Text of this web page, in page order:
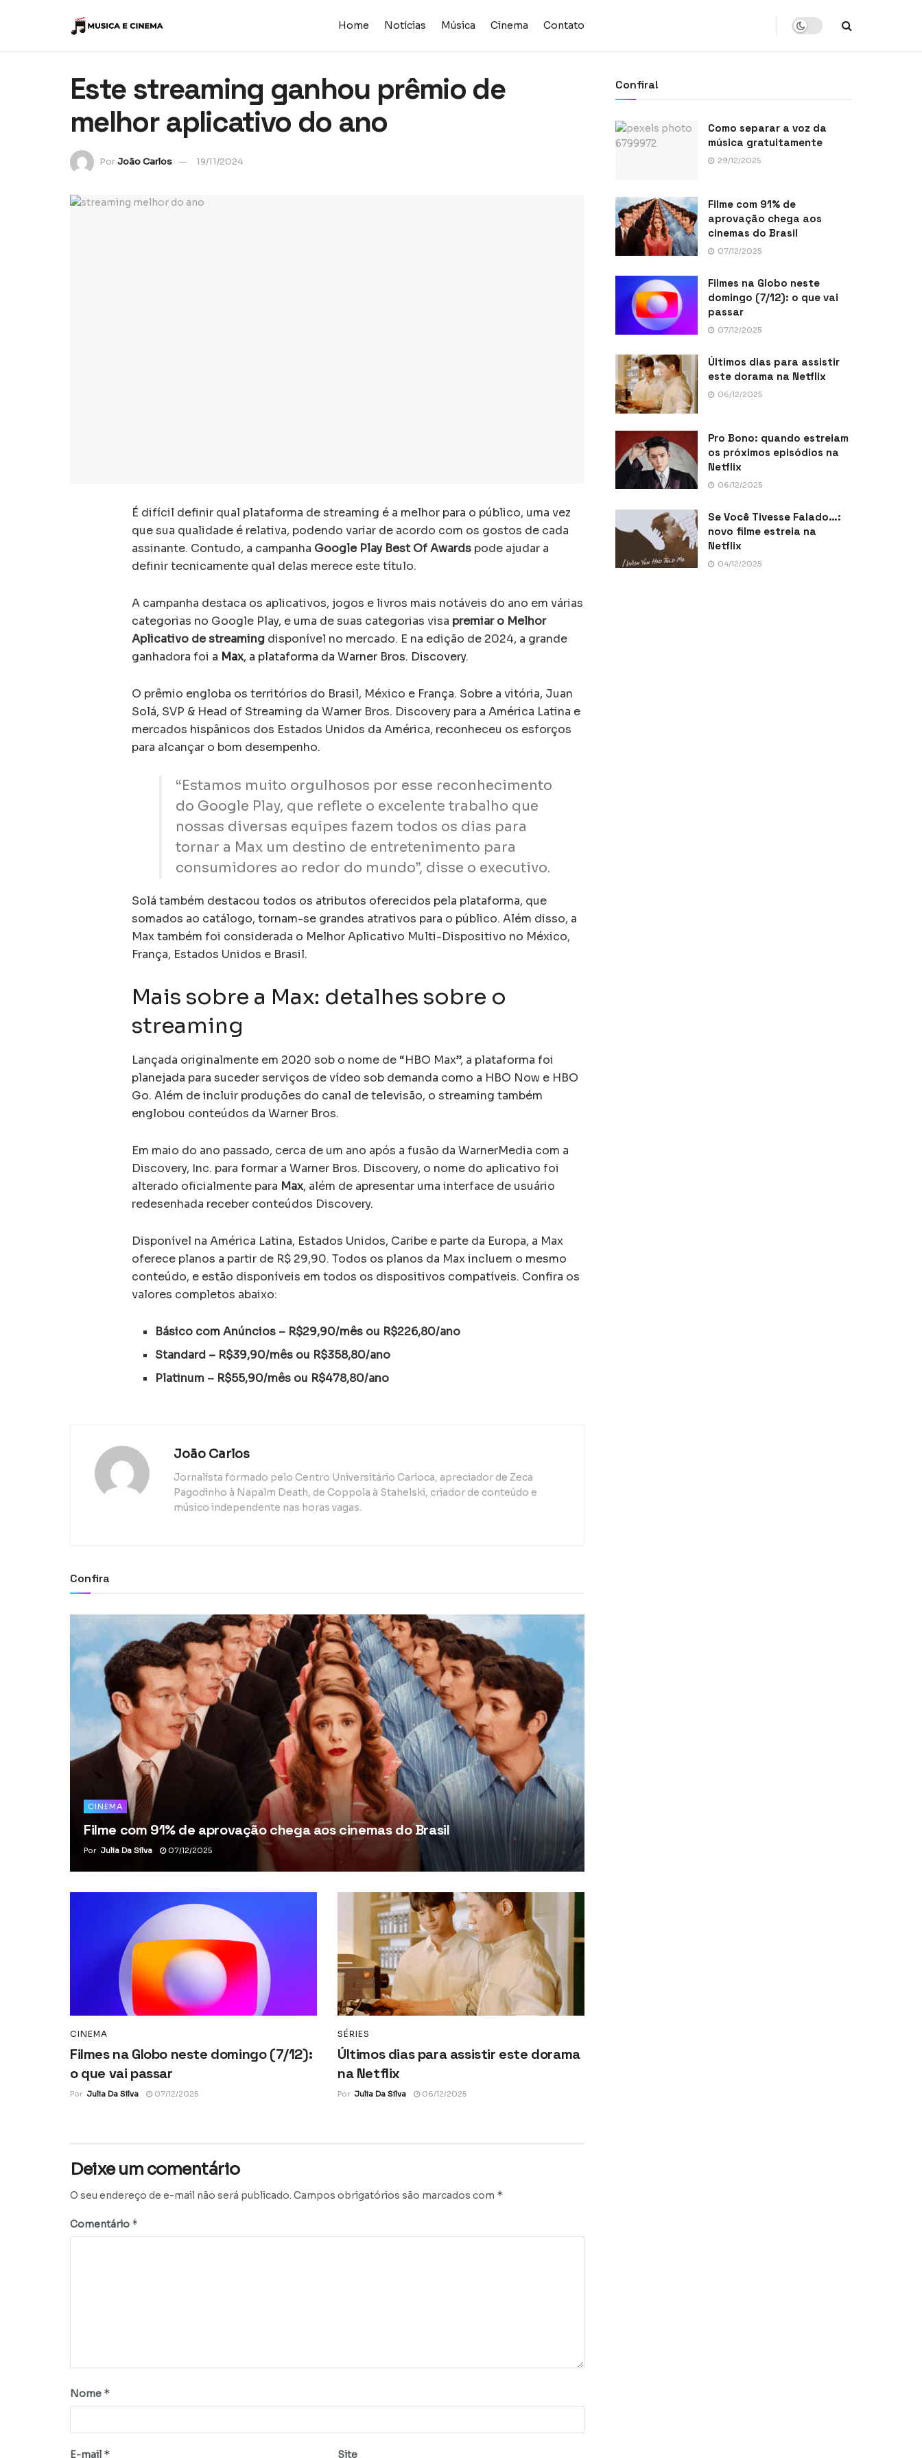
Home Notícias Música Cinema Contato
Este streaming ganhou prêmio de
melhor aplicativo do ano
PorJoão Carlos 19/11/2024
É difícil definir qual plataforma de streaming é a melhor para o público, uma vez
que sua qualidade é relativa, podendo variar de acordo com os gostos de cada
assinante. Contudo, a campanha Google Play Best Of Awards pode ajudar a
definir tecnicamente qual delas merece este título.
A campanha destaca os aplicativos, jogos e livros mais notáveis do ano em várias
categorias no Google Play, e uma de suas categorias visa premiar o Melhor
Aplicativo de streaming disponível no mercado. E na edição de 2024, a grande
ganhadora foi a Max, a plataforma da Warner Bros. Discovery.
O prêmio engloba os territórios do Brasil, México e França. Sobre a vitória, Juan
Solá, SVP & Head of Streaming da Warner Bros. Discovery para a América Latina e
mercados hispânicos dos Estados Unidos da América, reconheceu os esforços
para alcançar o bom desempenho.
“Estamos muito orgulhosos por esse reconhecimento
do Google Play, que reflete o excelente trabalho que
nossas diversas equipes fazem todos os dias para
tornar a Max um destino de entretenimento para
consumidores ao redor do mundo”, disse o executivo.
Solá também destacou todos os atributos oferecidos pela plataforma, que
somados ao catálogo, tornam-se grandes atrativos para o público. Além disso, a
Max também foi considerada o Melhor Aplicativo Multi-Dispositivo no México,
França, Estados Unidos e Brasil.
Mais sobre a Max: detalhes sobre o
streaming
Lançada originalmente em 2020 sob o nome de “HBO Max”, a plataforma foi
planejada para suceder serviços de vídeo sob demanda como a HBO Now e HBO
Go. Além de incluir produções do canal de televisão, o streaming também
englobou conteúdos da Warner Bros.
Em maio do ano passado, cerca de um ano após a fusão da WarnerMedia com a
Discovery, Inc. para formar a Warner Bros. Discovery, o nome do aplicativo foi
alterado oficialmente para Max, além de apresentar uma interface de usuário
redesenhada receber conteúdos Discovery.
Disponível na América Latina, Estados Unidos, Caribe e parte da Europa, a Max
oferece planos a partir de R$ 29,90. Todos os planos da Max incluem o mesmo
conteúdo, e estão disponíveis em todos os dispositivos compatíveis. Confira os
valores completos abaixo:
Básico com Anúncios – R$29,90/mês ou R$226,80/ano
Standard – R$39,90/mês ou R$358,80/ano
Platinum – R$55,90/mês ou R$478,80/ano
João Carlos
Jornalista formado pelo Centro Universitário Carioca, apreciador de Zeca
Pagodinho à Napalm Death, de Coppola à Stahelski, criador de conteúdo e
músico independente nas horas vagas.
Confira
CINEMA
Filme com 91% de aprovação chega aos cinemas do Brasil
Por Julia Da Silva 07/12/2025
CINEMA
Filmes na Globo neste domingo (7/12):
o que vai passar
Por Julia Da Silva 07/12/2025
SÉRIES
Últimos dias para assistir este dorama
na Netflix
Por Julia Da Silva 06/12/2025
Deixe um comentário
O seu endereço de e-mail não será publicado. Campos obrigatórios são marcados com *
Comentário *
Nome *
E-mail * Site
Confira!
Como separar a voz da
música gratuitamente
29/12/2025
Filme com 91% de
aprovação chega aos
cinemas do Brasil
07/12/2025
Filmes na Globo neste
domingo (7/12): o que vai
passar
07/12/2025
Últimos dias para assistir
este dorama na Netflix
06/12/2025
Pro Bono: quando estreiam
os próximos episódios na
Netflix
06/12/2025
Se Você Tivesse Falado…:
novo filme estreia na
Netflix
04/12/2025